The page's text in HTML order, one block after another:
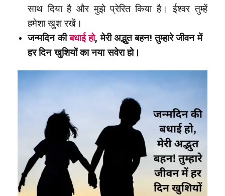
साथ दिया है और मुझे प्रेरित किया है। ईश्वर तुम्हें
हमेशा खुश रखें।
जन्मदिन कीबधाई हो, मेरी अद्भुत बहन! तुम्हारे जीवन में
हर दिन खुशियों का नया सवेरा हो।